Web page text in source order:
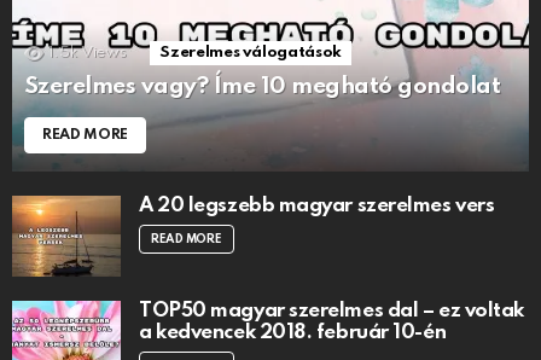
1.5k Views Szerelmes válogatások
Szerelmes vagy? Íme 10 megható gondolat
READ MORE
A 20 legszebb magyar szerelmes vers
READ MORE
TOP50 magyar szerelmes dal – ez voltak
a kedvencek 2018. február 10-én